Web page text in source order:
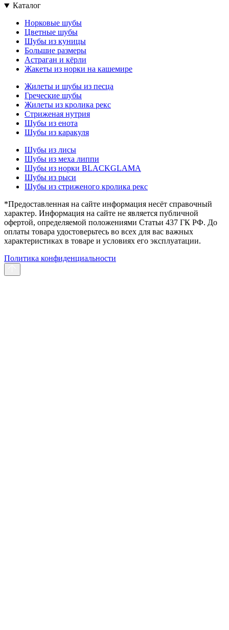
Каталог
Норковые шубы
Цветные шубы
Шубы из куницы
Большие размеры
Астраган и кёрли
Жакеты из норки на кашемире
Жилеты и шубы из песца
Греческие шубы
Жилеты из кролика рекс
Стриженая нутрия
Шубы из енота
Шубы из каракуля
Шубы из лисы
Шубы из меха липпи
Шубы из норки BLACKGLAMA
Шубы из рыси
Шубы из стриженого кролика рекс
*Предоставленная на сайте информация несёт справочный
характер. Информация на сайте не является публичной
офертой, определяемой положениями Статьи 437 ГК РФ. До
оплаты товара удостоверьтесь во всех для вас важных
характеристиках в товаре и условиях его эксплуатации.
Политика конфиденциальности